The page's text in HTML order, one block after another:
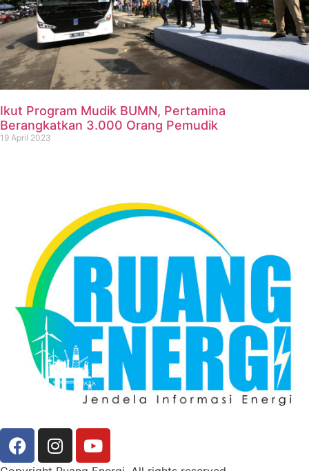
Ikut Program Mudik BUMN, Pertamina
Berangkatkan 3.000 Orang Pemudik
19 April 2023